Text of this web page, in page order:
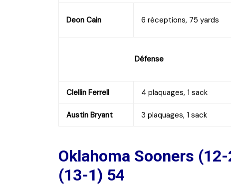
Deon Cain 6 réceptions, 75 yards
Défense
Clellin Ferrell 4 plaquages, 1 sack
Austin Bryant 3 plaquages, 1 sack
Oklahoma Sooners
(13-1) 54